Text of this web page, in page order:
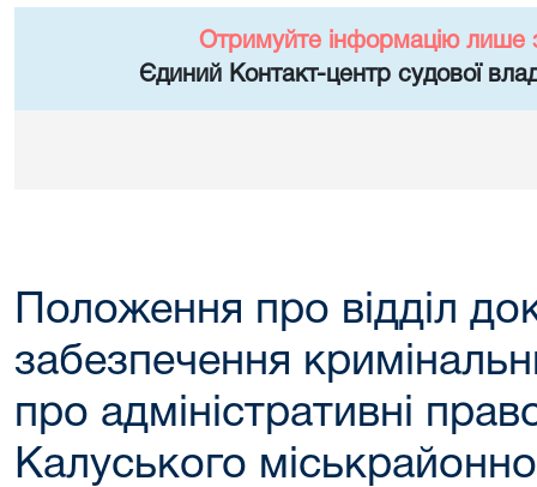
Отримуйте інформацію лише
Єдиний Контакт-центр судової
Положення про відділ
забезпечення
про адміністративні
Калуського